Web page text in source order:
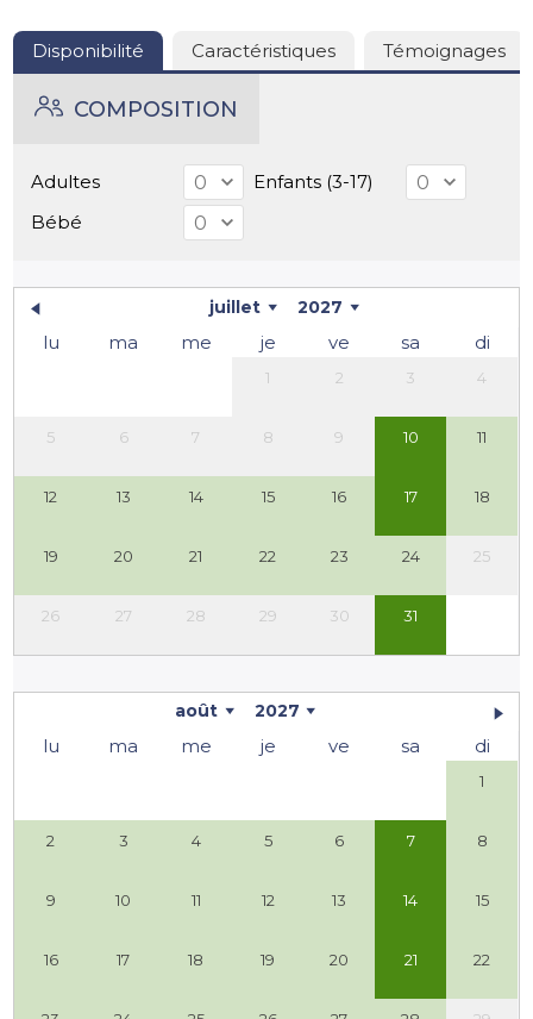
Disponibilité Caractéristiques Témoignages
COMPOSITION
Adultes
Enfants (3-17)
Bébé
juillet 2027
lu ma me je ve sa di
1 2 3 4
5 6 7 8 9 10 11
12 13 14 15 16 17 18
19 20 21 22 23 24 25
26 27 28 29 30 31
août 2027
lu ma me je ve sa di
1
2 3 4 5 6 7 8
9 10 11 12 13 14 15
16 17 18 19 20 21 22